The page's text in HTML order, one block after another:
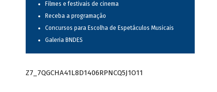
Filmes e festivais de cinema
Receba a programação
Concursos para Escolha de Espetáculos Musicais
Galeria BNDES
Z7_7QGCHA41L8D1406RPNCQ5J1O11